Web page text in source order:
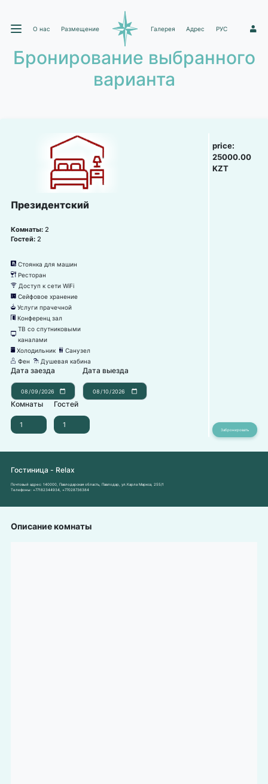
О нас Размещение Галерея Адрес РУС 1
Бронирование выбранного
варианта
Президентский
Комнаты: 2
Гостей: 2
냧 Стоянка для машин
뎃 Ресторан
뀄 Доступ к сети WiFi
뀰 Сейфовое хранение
뀧 Услуги прачечной
눹 Конференц зал
넎
ТВ со спутниковыми
каналами
녒 Холодильник 댃 Санузел
덶 Фен 댴 Душевая кабина
Дата заезда Дата выезда
Комнаты Гостей
price:
25000.00
KZT
Гостиница - Relax
Почтовый адрес: 140000, Павлодарская область, Павлодар, ул.Карла Маркса, 255/1
Телефоны: +77182344934 +77028736384
Описание комнаты